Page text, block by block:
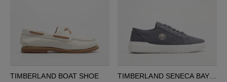
TIMBERLAND BOAT SHOE
TIMBERLAND SENECA BAY